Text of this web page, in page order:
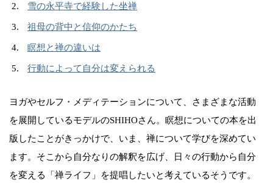
雪の永平寺で経験した坐禅
祖母の背中と信仰のかたち
瞑想と禅の違いは
行動によって自分は変えられる
ヨガやセルフ・メディテーションについて、さまざまな活動
を展開しているモデルのSHIHOさん。瞑想についての本を出
版したことがきっかけで、いま、禅について学びを深めてい
ます。そこから自分なりの解釈を広げ、日々の行動から自分
を変える「禅ライフ」を提唱したいと考えているそうです。